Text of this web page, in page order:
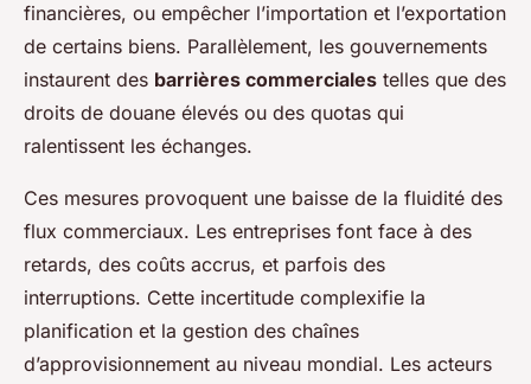
financières, ou empêcher l’importation et l’exportation
de certains biens. Parallèlement, les gouvernements
instaurent des barrières commerciales telles que des
droits de douane élevés ou des quotas qui
ralentissent les échanges.
Ces mesures provoquent une baisse de la fluidité des
flux commerciaux. Les entreprises font face à des
retards, des coûts accrus, et parfois des
interruptions. Cette incertitude complexifie la
planification et la gestion des chaînes
d’approvisionnement au niveau mondial. Les acteurs